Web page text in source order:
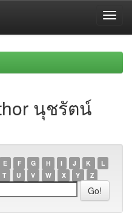
นุชรัตน์
E F G H I J K
L
T U V W X Y Z